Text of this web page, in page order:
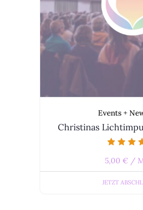
Events +
Christinas
5.00
5,00€ /
JETZT